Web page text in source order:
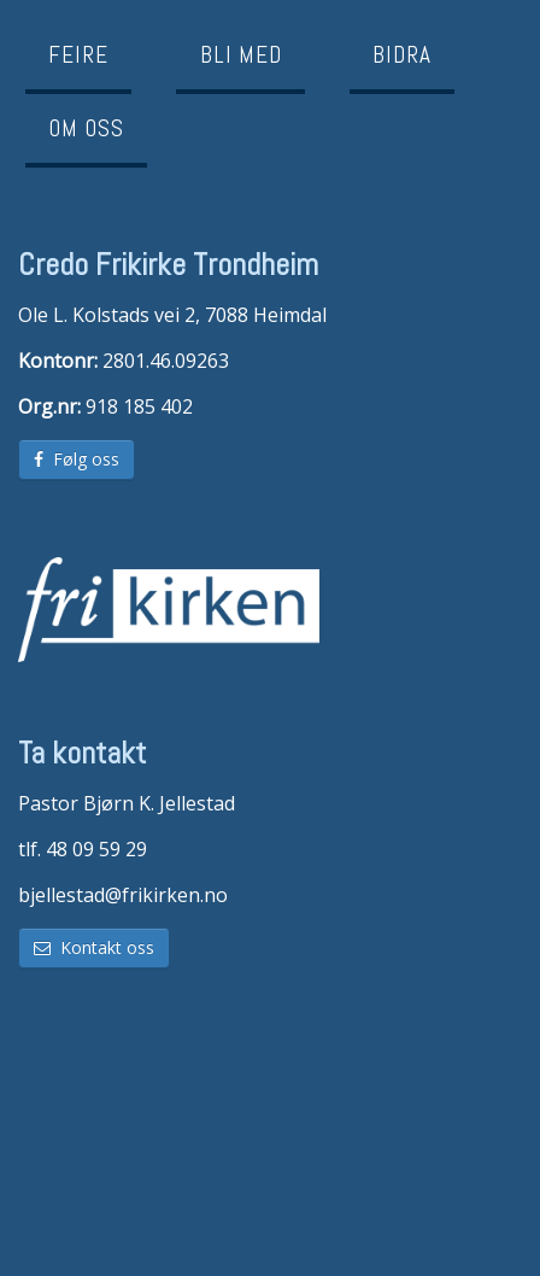
FEIRE BLI MED BIDRA
OM OSS
Credo Frikirke Trondheim
Ole L. Kolstads vei 2, 7088 Heimdal
Kontonr: 2801.46.09263
Org.nr:918 185 402
Følg oss
Ta kontakt
Pastor Bjørn K. Jellestad
tlf. 48 09 59 29
bjellestad@frikirken.no
Kontakt oss